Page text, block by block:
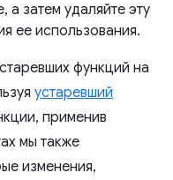
а затем удаляйте эту
ее использования.
функций на
устаревший
применив
мы также
изменения,